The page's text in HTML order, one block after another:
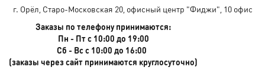
г. Орёл, Старо-Московская 20, офисный центр "Фиджи", 10 офис
Заказы по телефону принимаются:
Пн - Пт с 10:00 до 19:00
Сб - Вс с 10:00 до 16:00
(заказы через сайт принимаются круглосуточно)